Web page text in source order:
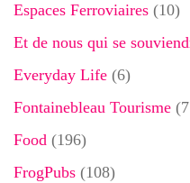
Espaces Ferroviaires (10)
Et de nous qui se
Everyday Life (6)
Fontainebleau Tourisme
Food (196)
FrogPubs (108)